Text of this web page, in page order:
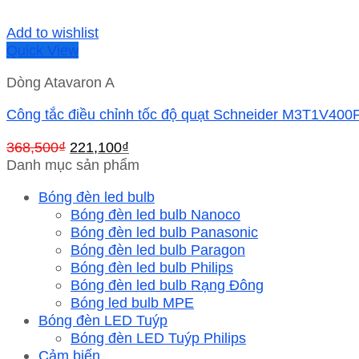
Add to wishlist
Quick View
Dòng Atavaron A
Công tắc điều chỉnh tốc độ quạt Schneider
368,500₫ Giá
gốc
368,500₫.
221,100₫
hiện
là:
221,100₫.
Danh mục sản phẩm
Bóng đèn led bulb
Bóng đèn led bulb Nanoco
Bóng đèn led bulb Panasonic
Bóng đèn led bulb Paragon
Bóng đèn led bulb Philips
Bóng đèn led bulb Rạng Đông
Bóng led bulb MPE
Bóng đèn LED Tuýp
Bóng đèn LED Tuýp Philips
Cảm biến